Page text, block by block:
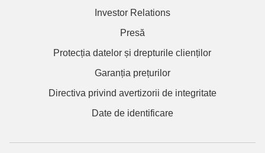
Investor Relations
Presă
Protecția datelor și drepturile clienților
Garanția prețurilor
Directiva privind avertizorii de integritate
Date de identificare